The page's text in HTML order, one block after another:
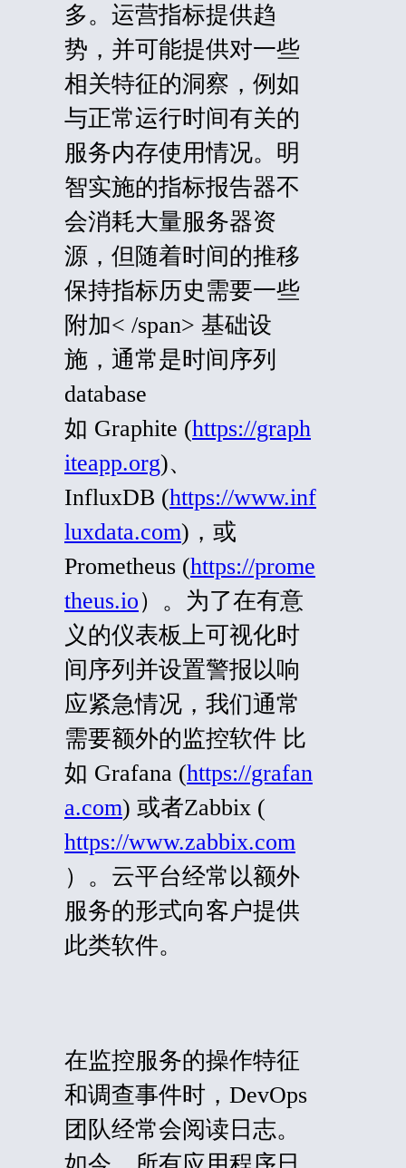
多。运营指标提供趋
势，并可能提供对一些
相关特征的洞察，例如
与正常运行时间有关的
服务内存使用情况。明
智实施的指标报告器不
会消耗大量服务器资
源，但随着时间的推移
保持指标历史 需要一些
附加< /span> 基础设
施，通常是时间序列
database
如 Graphite (https://graph
iteapp.org)、
InfluxDB (https://www.inf
luxdata.com)，或
Prometheus (https://prome
theus.io）。为了在有意
义的仪表板上可视化时
间序列并设置警报以响
应紧急情况，我们通常
需要额外的监控软件 比
如 Grafana (https://grafan
a.com) 或者Zabbix (
https://www.zabbix.com
）。云平台经常以额外
服务的形式向客户提供
此类软件。
在监控服务的操作特征
和调查事件时，DevOps
团队经常会阅读日志。